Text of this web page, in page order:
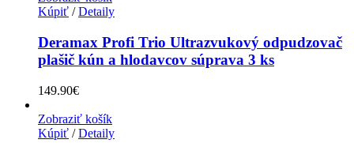
Kúpiť / Detaily
Deramax Profi Trio Ultrazvukový odpudzovač
plašič kún a hlodavcov súprava 3 ks
149.90€
Zobraziť košík
Kúpiť / Detaily